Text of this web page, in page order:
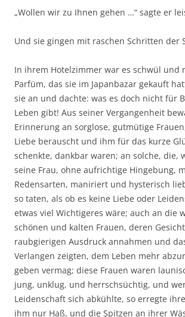
„Wollen wir zu Ihnen gehen …“ sagte er
Und sie gingen mit raschen Schritten der
In ihrem Hotelzimmer war es schwül und
Parfüm, das sie im Japanbazar gekauft
sie an und dachte: was es doch nicht für
Leben gibt! Aus seiner Vergangenheit
Erinnerung an sorglose, gutmütige
Liebe berauscht und ihm für das kurze
schenkte, dankbar waren; an solche, die,
seine Frau, ohne aufrichtige Hingebung,
Redensarten, maniriert und hysterisch
so taten, als ob es keine Liebe oder
etwas viel Wichtigeres wäre; auch an die
schönen und kalten Frauen, deren
raubgierigen Ausdruck annahmen und
Verlangen zeigten, dem Leben mehr
geben vermag; diese Frauen waren
jung, unklug, und herrschsüchtig, und
Leidenschaft sich abkühlte, so erregte
ihm nur Haß, und die Spitzen an ihrer